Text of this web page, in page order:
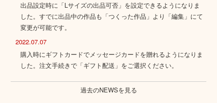
出品設定時に「Lサイズの出品可否」を設定できるようになりま
した。すでに出品中の作品も「つくった作品」より「編集」にて
変更が可能です。
2022.07.07
購入時にギフトカードでメッセージカードを贈れるようになりま
した。注文手続きで「ギフト配送」をご選択ください。
過去のNEWSを見る